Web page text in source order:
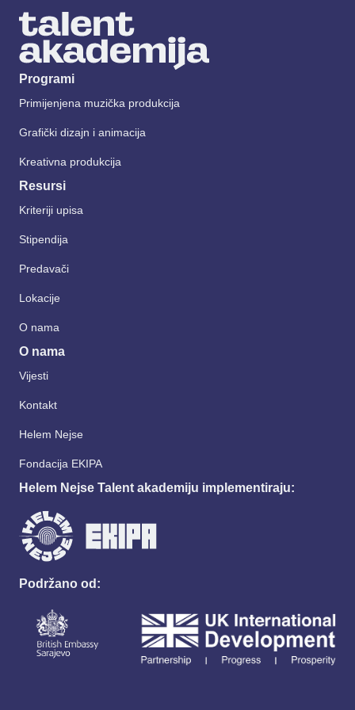
Programi
Primijenjena muzička produkcija
Grafički dizajn i animacija
Kreativna produkcija
Resursi
Kriteriji upisa
Stipendija
Predavači
Lokacije
O nama
O nama
Vijesti
Kontakt
Helem Nejse
Fondacija EKIPA
Helem Nejse Talent akademiju implementiraju:
Podržano od: